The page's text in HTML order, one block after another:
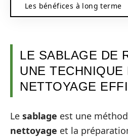
Les bénéfices à long terme
LE SABLAGE DE
UNE TECHNIQUE
NETTOYAGE
Le sablage est une
nettoyage et la